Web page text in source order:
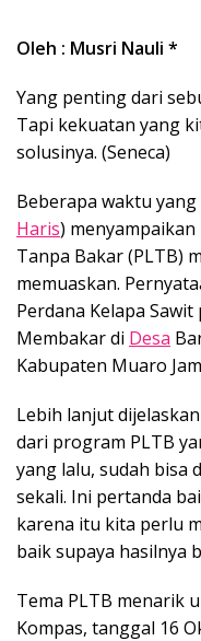
Oleh : Musri Nauli *
Yang penting dari
Tapi kekuatan yang
solusinya. (Seneca)
Beberapa waktu yang
Haris)
Tanpa Bakar (PLTB)
memuaskan.
Perdana Kelapa
Membakar di Desa
Kabupaten Muaro
Lebih lanjut
dari program PLTB
yang lalu, sudah bisa
sekali. Ini pertanda
karena itu kita perlu
baik supaya hasilnya
Tema PLTB menarik
Kompas, tanggal 16